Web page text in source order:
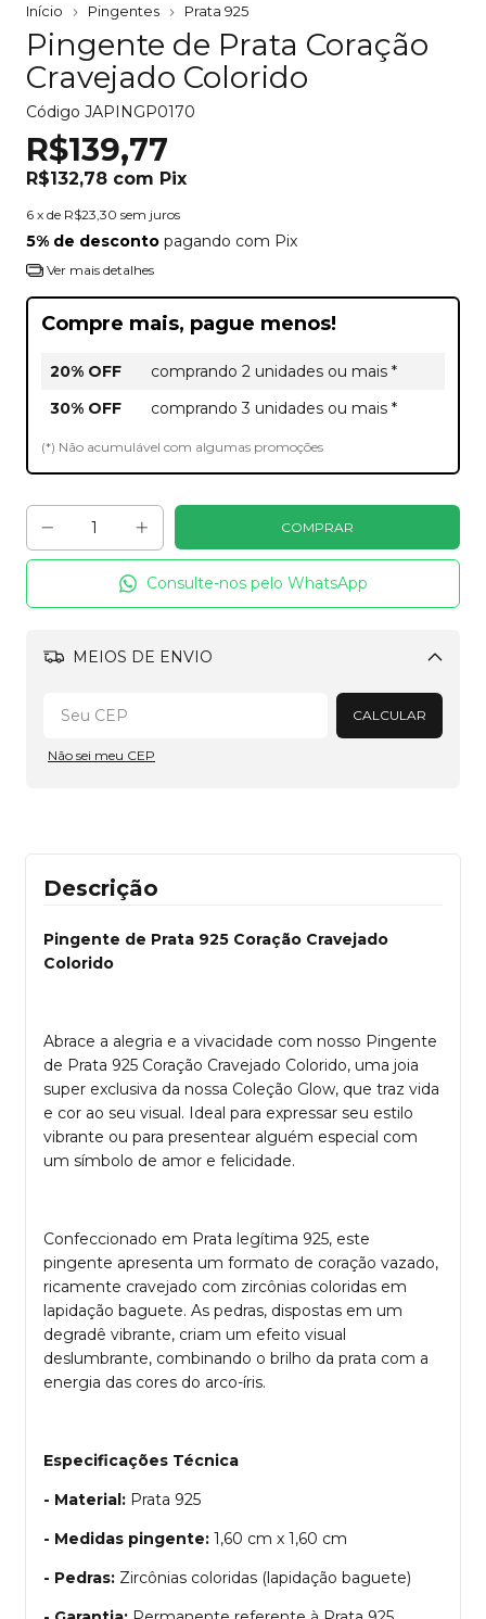
Início Pingentes Prata 925
Pingente de Prata Coração
Cravejado Colorido
Código JAPINGP0170
R$139,77
R$132,78 com Pix
6 x de R$23,30 sem juros
5% de desconto pagando com Pix
Ver mais detalhes
Compre mais, pague menos!
20% OFF
comprando 2 unidades ou mais *
30% OFF
comprando 3 unidades ou mais *
(*) Não acumulável com algumas promoções
Consulte-nos pelo WhatsApp
MEIOS DE ENVIO
Alterar CEP
CALCULAR
Não sei meu CEP
Descrição
Pingente de Prata 925 Coração Cravejado
Colorido
Abrace a alegria e a vivacidade com nosso Pingente
de Prata 925 Coração Cravejado Colorido, uma joia
super exclusiva da nossa Coleção Glow, que traz vida
e cor ao seu visual. Ideal para expressar seu estilo
vibrante ou para presentear alguém especial com
um símbolo de amor e felicidade.
Confeccionado em Prata legítima 925, este
pingente apresenta um formato de coração vazado,
ricamente cravejado com zircônias coloridas em
lapidação baguete. As pedras, dispostas em um
degradê vibrante, criam um efeito visual
deslumbrante, combinando o brilho da prata com a
energia das cores do arco-íris.
Especificações Técnica
- Material: Prata 925
- Medidas pingente: 1,60 cm x 1,60 cm
- Pedras: Zircônias coloridas (lapidação baguete)